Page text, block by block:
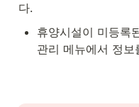
다.
휴양시설이 미등록
관리 메뉴에서 정